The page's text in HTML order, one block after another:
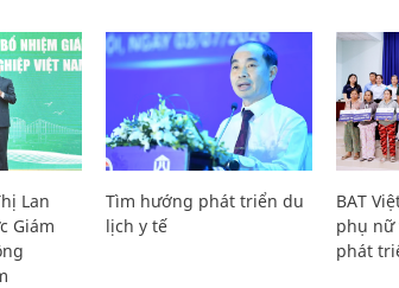
Lan
Giám
Tìm hướng phát triển du
lịch y tế
BAT
phụ nữ
phát